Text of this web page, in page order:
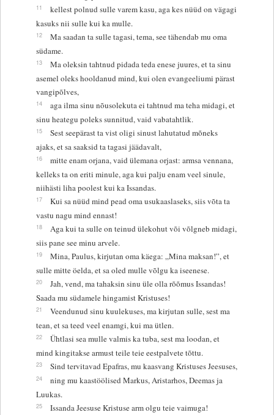
11
kellest polnud sulle varem kasu, aga kes nüüd on vägagi
kasuks nii sulle kui ka mulle.
12
Ma saadan ta sulle tagasi, tema, see tähendab mu oma
südame.
13
Ma oleksin tahtnud pidada teda enese juures, et ta sinu
asemel oleks hooldanud mind, kui olen evangeeliumi pärast
vangipõlves,
14
aga ilma sinu nõusolekuta ei tahtnud ma teha midagi, et
sinu heategu poleks sunnitud, vaid vabatahtlik.
15
Sest seepärast ta vist oligi sinust lahutatud mõneks
ajaks, et sa saaksid ta tagasi jäädavalt,
16
mitte enam orjana, vaid ülemana orjast: armsa vennana,
kelleks ta on eriti minule, aga kui palju enam veel sinule,
niihästi liha poolest kui ka Issandas.
17
Kui sa nüüd mind pead oma usukaaslaseks, siis võta ta
vastu nagu mind ennast!
18
Aga kui ta sulle on teinud ülekohut või võlgneb midagi,
siis pane see minu arvele.
19
Mina, Paulus, kirjutan oma käega: „Mina maksan!”, et
sulle mitte öelda, et sa oled mulle võlgu ka iseenese.
20
Jah, vend, ma tahaksin sinu üle olla rõõmus Issandas!
Saada mu südamele hingamist Kristuses!
21
Veendunud sinu kuulekuses, ma kirjutan sulle, sest ma
tean, et sa teed veel enamgi, kui ma ütlen.
22
Ühtlasi sea mulle valmis ka tuba, sest ma loodan, et
mind kingitakse armust teile teie eestpalvete tõttu.
23 Sind tervitavad Epafras, mu kaasvang Kristuses Jeesuses,
24
ning mu kaastöölised Markus, Aristarhos, Deemas ja
Luukas.
25 Issanda Jeesuse Kristuse arm olgu teie vaimuga!